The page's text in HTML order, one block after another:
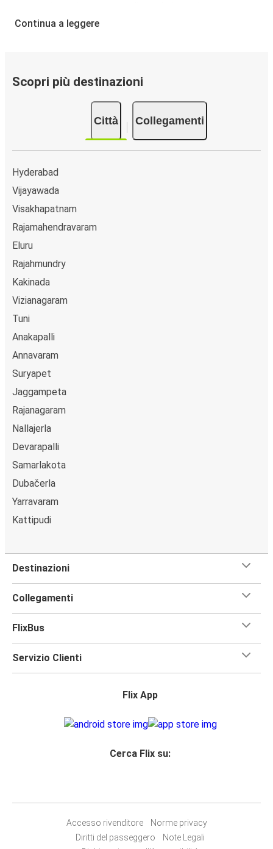
interattiva.
Per localizzare facilmente la tua fermata d'interesse,
collegate dai pullman FlixBus a Kovvuru le più popolari
sono: Hyderabad, Vijayawada, Kakinada.
Continua a leggere
Scopri più destinazioni
Città Collegamenti
Hyderabad
Vijayawada
Visakhapatnam
Rajamahendravaram
Eluru
Rajahmundry
Kakinada
Vizianagaram
Tuni
Anakapalli
Annavaram
Suryapet
Jaggampeta
Rajanagaram
Nallajerla
Devarapalli
Samarlakota
Dubačerla
Yarravaram
Kattipudi
Destinazioni
Collegamenti
FlixBus
Servizio Clienti
Flix App
Cerca Flix su:
Accesso rivenditore
Norme privacy
Diritti del passeggero
Note Legali